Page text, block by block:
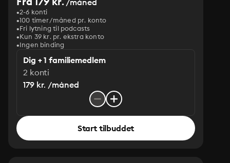
/måned
2-6 konti
100 timer/måned pr. konto
Fri lytning til podcasts
Kun 39 kr. pr. ekstra konto
Ingen binding
Dig + 1 familiemedlem
2 konti
179 kr. /måned
Start tilbuddet